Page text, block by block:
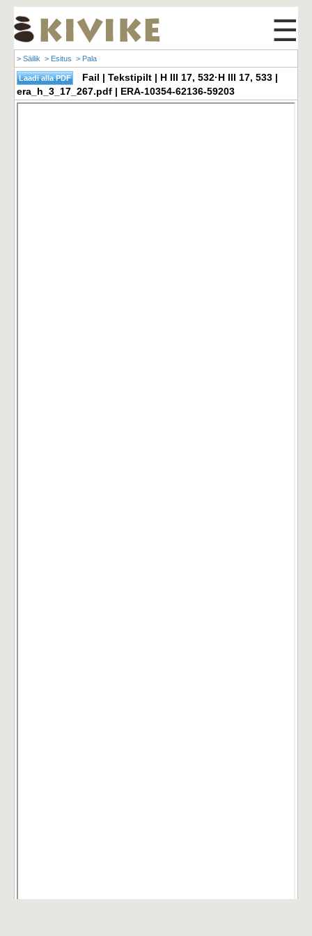
☰
> Säilik > Esitus > Pala
Fail | Tekstipilt | H III 17, 532·H III 17, 533 |
era_h_3_17_267.pdf | ERA-10354-62136-59203